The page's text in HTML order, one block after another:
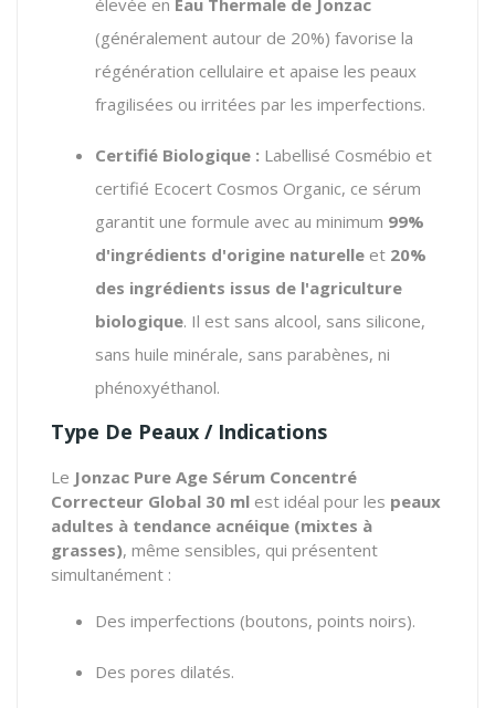
(généralement autour de 20%) favorise la
régénération cellulaire et apaise les peaux
fragilisées ou irritées par les imperfections.
Certifié Biologique : Labellisé Cosmébio et
certifié Ecocert Cosmos Organic, ce sérum
garantit une formule avec au minimum 99%
d'ingrédients d'origine naturelle et 20%
des ingrédients issus de l'agriculture
biologique. Il est sans alcool, sans silicone,
sans huile minérale, sans parabènes, ni
phénoxyéthanol.
Type De Peaux / Indications
Le Jonzac Pure Age Sérum Concentré
Correcteur Global 30 ml est idéal pour les peaux
adultes à tendance acnéique (mixtes à
grasses), même sensibles, qui présentent
simultanément :
Des imperfections (boutons, points noirs).
Des pores dilatés.